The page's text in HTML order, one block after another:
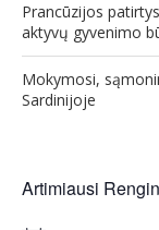
Prancūzijos
aktyvų gyvenimo
Mokymosi,
Sardinijoje
Artimiausi